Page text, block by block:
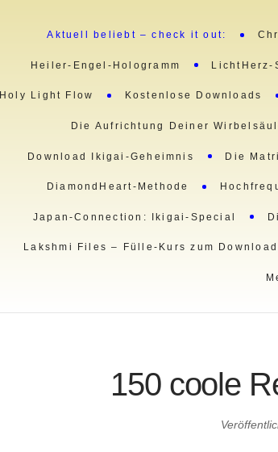
Aktuell beliebt – check it out:
Heiler-Engel-Hologramm LichtHerz-
Holy Light Flow Kostenlose Downloads
Die Aufrichtung Deiner
Download Ikigai-Geheimnis Die
DiamondHeart-Methode
Japan-Connection: Ikigai-Special
Lakshmi Files – Fülle-Kurs zum Download
150 coole